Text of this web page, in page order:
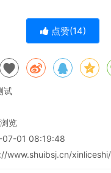
点赞(14)
试
览
07-01 08:19:48
www.shuibsj.cn/